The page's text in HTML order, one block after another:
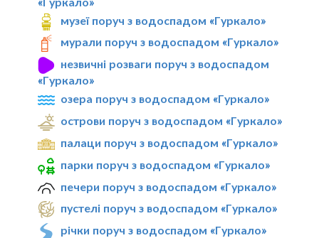
музеї поруч з водоспадом «Гуркало»
мурали поруч з водоспадом «Гуркало»
незвичні розваги поруч з водоспадом
«Гуркало»
озера поруч з водоспадом «Гуркало»
острови поруч з водоспадом «Гуркало»
палаци поруч з водоспадом «Гуркало»
парки поруч з водоспадом «Гуркало»
печери поруч з водоспадом «Гуркало»
пустелі поруч з водоспадом «Гуркало»
річки поруч з водоспадом «Гуркало»